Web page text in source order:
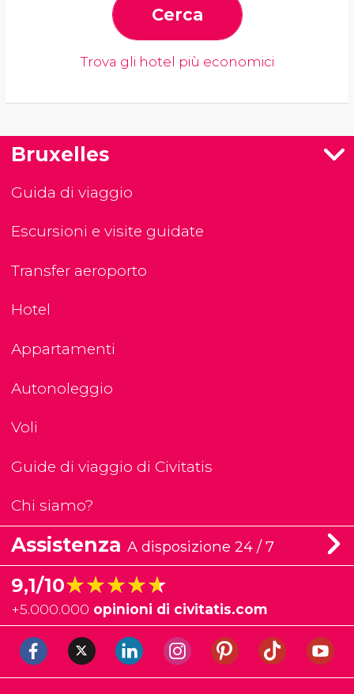
Cerca
Trova gli hotel più economici
Bruxelles
Guida di viaggio
Escursioni e visite guidate
Transfer aeroporto
Hotel
Appartamenti
Autonoleggio
Voli
Guide di viaggio di Civitatis
Chi siamo?
Assistenza A disposizione 24 / 7
9,1/10★★★★★
★★★★★
+5.000.000 opinioni di civitatis.com